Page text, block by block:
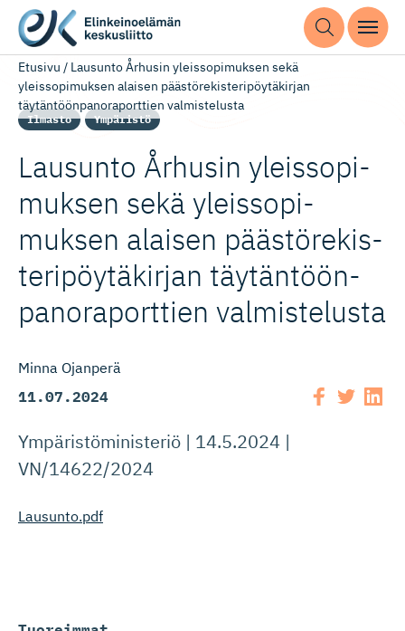
Etusivu / Lausunto Århusin yleissopimuksen sekä
yleissopimuksen alaisen päästörekisteripöytäkirjan
täytäntöönpanoraporttien valmistelusta
Ilmasto Ympäristö
Lausunto Århusin yleissopi­
muksen sekä yleissopi­
muksen alaisen päästörekis­
te­ri­pöy­tä­kirjan täytäntöön­
pa­no­ra­porttien valmistelusta
Minna Ojanperä
11.07.2024
Ympäristöministeriö | 14.5.2024 |
VN/14622/2024
Lausunto.pdf